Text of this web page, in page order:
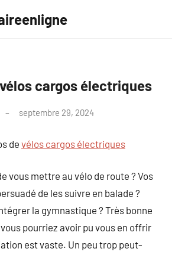
cargos électriques
septembre 29, 2024
de vélos cargos électriques
vous mettre au vélo de route ? Vos
de les suivre en balade ?
la gymnastique ? Très bonne
pourriez avoir pu vous en offrir
est vaste. Un peu trop peut-